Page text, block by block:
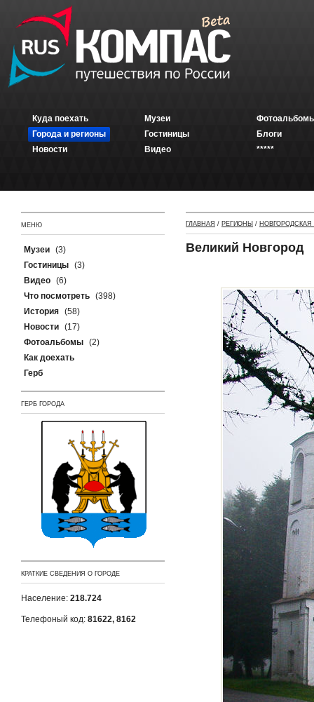
Куда поехать
Города и регионы
Новости
Музеи
Гостиницы
Видео
Блоги
*****
МЕНЮ
Музеи (3)
Гостиницы (3)
Видео (6)
Что посмотреть (398)
История (58)
Новости (17)
Фотоальбомы (2)
Как доехать
Герб
ГЕРБ ГОРОДА
КРАТКИЕ СВЕДЕНИЯ О ГОРОДЕ
Население: 218.724
Телефоный код: 81622, 8162
ГЛАВНАЯ / РЕГИОНЫ / НОВГОРОДСКАЯ
Великий Новгород